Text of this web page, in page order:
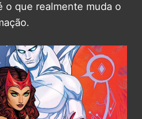
o que realmente muda o